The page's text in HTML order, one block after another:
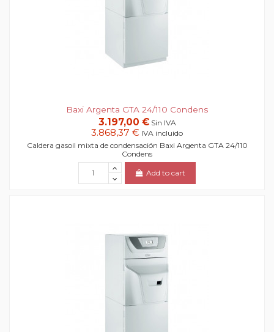
Baxi Argenta GTA 24/110 Condens
3.197,00 € Sin IVA
3.868,37 € IVA incluido
Caldera gasoil mixta de condensación Baxi Argenta GTA 24/110
Condens
Add to cart